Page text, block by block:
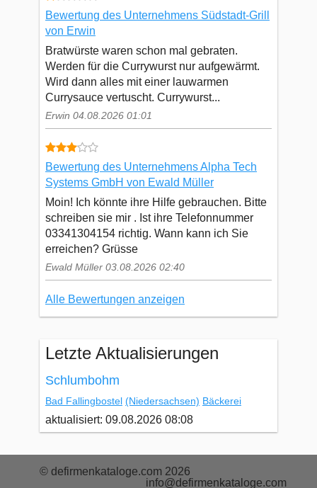
Bewertung des Unternehmens Südstadt-Grill
von Erwin
Bratwürste waren schon mal gebraten.
Werden für die Currywurst nur aufgewärmt.
Wird dann alles mit einer lauwarmen
Currysauce vertuscht. Currywurst...
Erwin 04.08.2026 01:01
Bewertung des Unternehmens Alpha Tech
Systems GmbH von Ewald Müller
Moin! Ich könnte ihre Hilfe gebrauchen. Bitte
schreiben sie mir . Ist ihre Telefonnummer
03341304154 richtig. Wann kann ich Sie
erreichen? Grüsse
Ewald Müller 03.08.2026 02:40
Alle Bewertungen anzeigen
Letzte Aktualisierungen
Schlumbohm
Bad Fallingbostel (Niedersachsen) Bäckerei
aktualisiert: 09.08.2026 08:08
© defirmenkataloge.com 2026
info@defirmenkataloge.com